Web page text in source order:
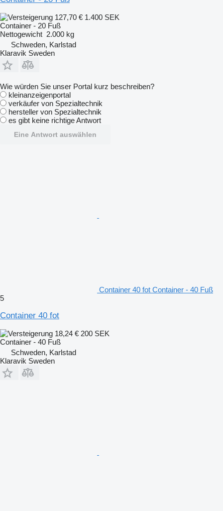
127,70 € 1.400 SEK
Container - 20 Fuß
Nettogewicht 2.000 kg
Schweden, Karlstad
Klaravik Sweden
Wie würden Sie unser Portal kurz beschreiben?
kleinanzeigenportal
verkäufer von Spezialtechnik
hersteller von Spezialtechnik
es gibt keine richtige Antwort
Eine Antwort auswählen
Container 40 fot Container - 40 Fuß
5
Container 40 fot
18,24 € 200 SEK
Container - 40 Fuß
Schweden, Karlstad
Klaravik Sweden